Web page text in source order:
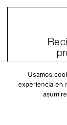
Email *
Usamos
experiencia en